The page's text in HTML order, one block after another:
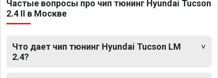
Частые вопросы про чип тюнинг Hyundai Tucson
2.4 II в Москве
Что дает чип тюнинг Hyundai Tucson LM
2.4?